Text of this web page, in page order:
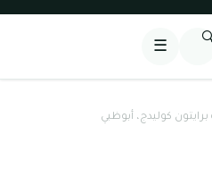
☰
كوليدج، أبوظبي